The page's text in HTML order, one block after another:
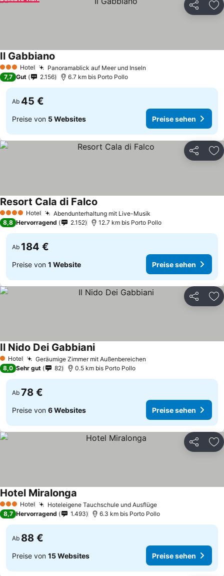
Teilen
3 SterneHotel Panoramablick auf Meer und Inseln
Il Gabbiano
7,7 Gut 2.156 6.7 km bis Porto Pollo
Ab 45 €
Preise von 5 Websites Preise sehen
Teilen
4 Sterne Hotel Abendunterhaltung mit Live-Musik
Resort Cala di Falco
8,8 Hervorragend 2.152 12.7 km bis Porto Pollo
Ab 184 €
Preise von 1 Website Preise sehen
Teilen
1 Sterne
Hotel Geräumige Zimmer mit Außenbereichen
Il Nido Dei Gabbiani
8,0 Sehr gut 82 0.5 km bis Porto Pollo
Ab 78 €
Preise von 6 Websites Preise sehen
Teilen
3 SterneHotel Hoteleigene Tauchschule und Ausflüge
Hotel Miralonga
8,7 Hervorragend 1.493 6.3 km bis Porto Pollo
Ab 88 €
Preise von 15 Websites Preise sehen